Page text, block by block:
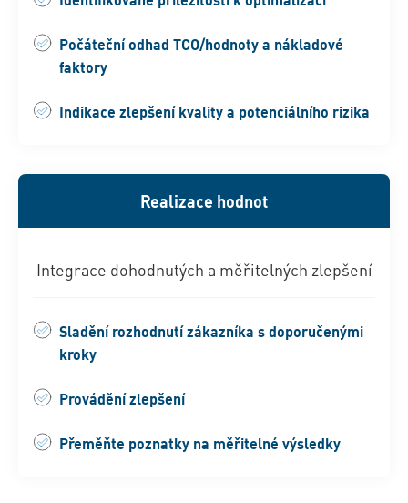
Počáteční odhad TCO/hodnoty a nákladové
faktory
Indikace zlepšení kvality a potenciálního rizika
Realizace hodnot
Integrace dohodnutých a měřitelných zlepšení
Sladění rozhodnutí zákazníka s doporučenými
kroky
Provádění zlepšení
Přeměňte poznatky na měřitelné výsledky